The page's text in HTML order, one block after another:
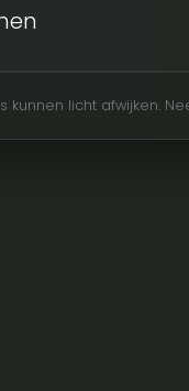
kunnen licht afwijken.